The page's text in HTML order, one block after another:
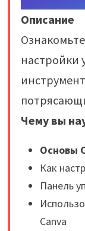
Описание
настройки
Чему вы
Основы
Как
Панель
Canva